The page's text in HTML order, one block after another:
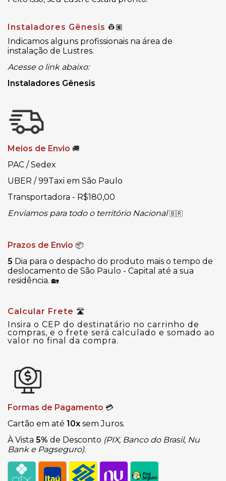
Instaladores Gênesis 👷🏽
Indicamos alguns profissionais na área de
instalação de Lustres.
Acesse o link abaixo:
Instaladores Gênesis
Meios de Envio 🚚
PAC / Sedex
UBER / 99Taxi em São Paulo
Transportadora - R$180,00
Enviamos para todo o território Nacional🇧🇷
Prazos de Envio 📦
5 Dia para o despacho do produto mais o tempo de
deslocamento de São Paulo - Capital até a sua
residência. 🏡
Calcular Frete 🛣
Insira o CEP do destinatário no carrinho de
compras, e o frete será calculado e somado ao
valor no final da compra.
Formas de Pagamento 💳
Cartão em até 10x sem Juros.
À Vista 5% de Desconto (PIX, Banco do Brasil, Nu
Bank e Pagseguro).